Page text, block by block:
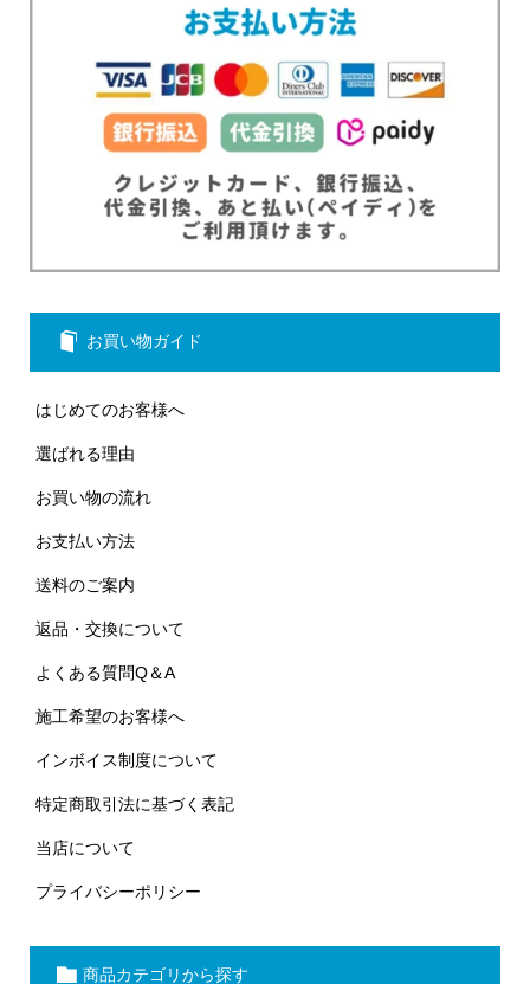
お買い物ガイド
はじめてのお客様へ
選ばれる理由
お買い物の流れ
お支払い方法
送料のご案内
返品・交換について
よくある質問Q＆A
施工希望のお客様へ
インボイス制度について
特定商取引法に基づく表記
当店について
プライバシーポリシー
商品カテゴリから探す